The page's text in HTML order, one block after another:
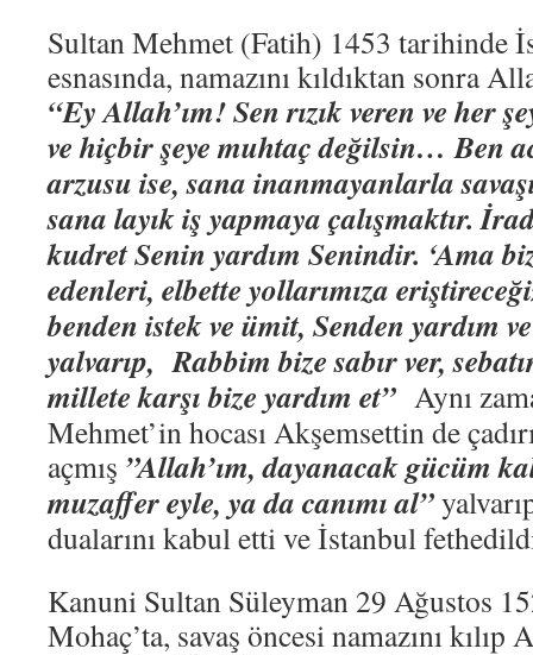
Sultan Mehmet (Fatih) 1453 tarihinde
esnasında, namazını kıldıktan sonra
“Ey Allah’ım! Sen rızık veren ve her
ve hiçbir şeye muhtaç değilsin… Ben
arzusu ise, sana inanmayanlarla
sana layık iş yapmaya çalışmaktır.
kudret Senin yardım Senindir. ‘Ama
edenleri, elbette yollarımıza
benden istek ve ümit, Senden yardım
yalvarıp, Rabbim bize sabır ver,
millete karşı bize yardım et” Aynı
Mehmet’in hocası Akşemsettin de
açmış ”Allah’ım, dayanacak gücüm
muzaffer eyle, ya da canımı al”
dualarını kabul etti ve İstanbul
Kanuni Sultan Süleyman 29 Ağustos
Mohaç’ta, savaş öncesi namazını kılıp